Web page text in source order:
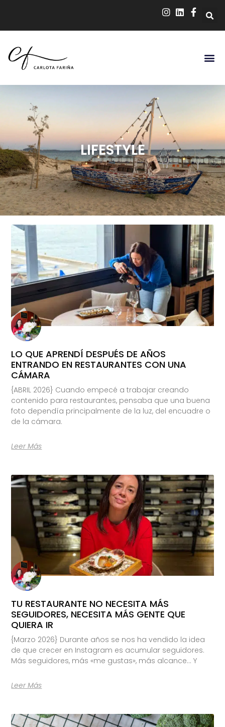
LIFESTYLE
LO QUE APRENDÍ DESPUÉS DE AÑOS
ENTRANDO EN RESTAURANTES CON UNA
CÁMARA
{ABRIL 2026} Cuando empecé a trabajar creando
contenido para restaurantes, pensaba que una buena
foto dependía principalmente de la luz, del encuadre o
de la cámara.
Leer Más
TU RESTAURANTE NO NECESITA MÁS
SEGUIDORES, NECESITA MÁS GENTE QUE
QUIERA IR
{Marzo 2026} Durante años se nos ha vendido la idea
de que crecer en Instagram es acumular seguidores.
Más seguidores, más «me gustas», más alcance… Y
Leer Más